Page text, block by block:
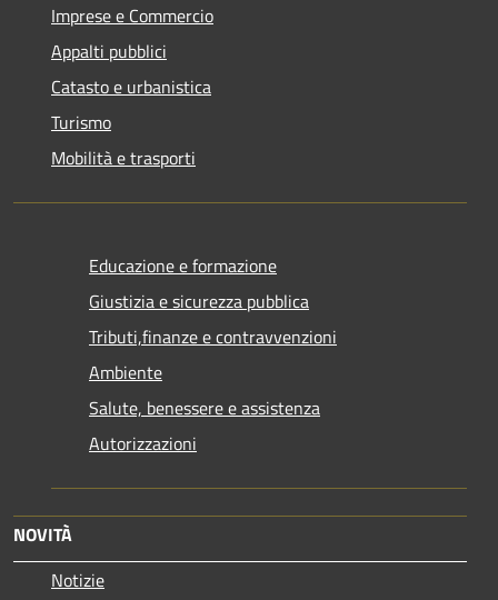
Imprese e Commercio
Appalti pubblici
Catasto e urbanistica
Turismo
Mobilità e trasporti
Educazione e formazione
Giustizia e sicurezza pubblica
Tributi,finanze e contravvenzioni
Ambiente
Salute, benessere e assistenza
Autorizzazioni
NOVITÀ
Notizie